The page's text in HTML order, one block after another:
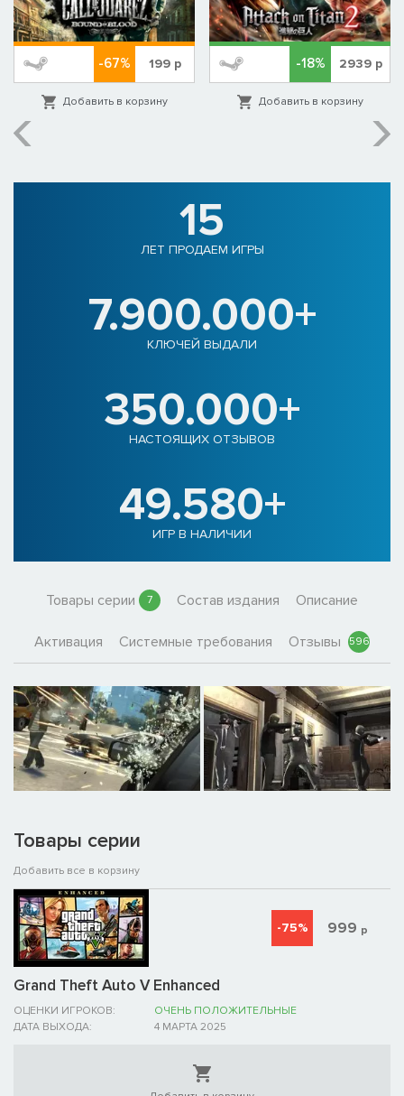
-67% 199р
Добавить в корзину
-18% 2939р
Добавить в корзину
15
ЛЕТ ПРОДАЕМ ИГРЫ
7.900.000+
КЛЮЧЕЙ ВЫДАЛИ
350.000+
НАСТОЯЩИХ ОТЗЫВОВ
49.580+
ИГР В НАЛИЧИИ
Товары серии 7 Состав издания Описание
Активация Системные требования Отзывы 596
Товары серии
Добавить все в корзину
Grand Theft Auto V Enhanced
ОЦЕНКИ ИГРОКОВ:
ОЧЕНЬ ПОЛОЖИТЕЛЬНЫЕ
ДАТА ВЫХОДА:
4 МАРТА 2025
-75% 999 р